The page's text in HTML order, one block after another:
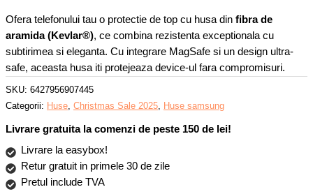
Galaxy
S24
Ultra
Daden®,
MagSafe
Integrat,
Camera
Ultra
Safe,
Ofera telefonului tau o protectie de top cu husa din fibra de
aramida (Kevlar®), ce combina rezistenta exceptionala cu
subtirimea si eleganta. Cu integrare MagSafe si un design ultra-
safe, aceasta husa iti protejeaza device-ul fara compromisuri.
SKU: 6427956907445
Categorii: Huse, Christmas Sale 2025, Huse samsung
Livrare gratuita la comenzi de peste 150 de lei!
Livrare la easybox!
Retur gratuit in primele 30 de zile
Pretul include TVA